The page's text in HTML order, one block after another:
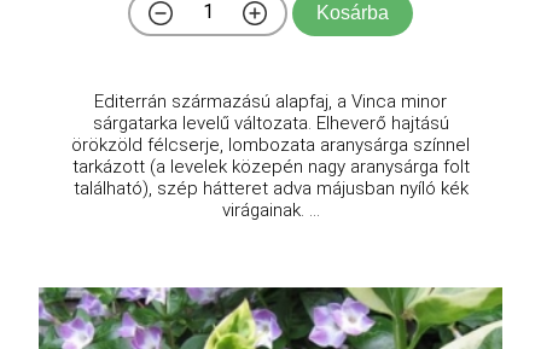
Kosárba
Editerrán származású alapfaj, a Vinca minor
sárgatarka levelű változata. Elheverő hajtású
örökzöld félcserje, lombozata aranysárga színnel
tarkázott (a levelek közepén nagy aranysárga folt
található), szép hátteret adva májusban nyíló kék
virágainak. ...